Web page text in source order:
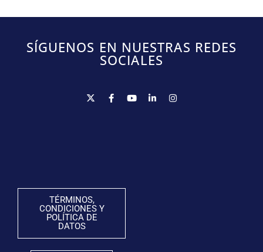
SÍGUENOS EN NUESTRAS REDES
SOCIALES
TÉRMINOS,
CONDICIONES Y
POLÍTICA DE
DATOS